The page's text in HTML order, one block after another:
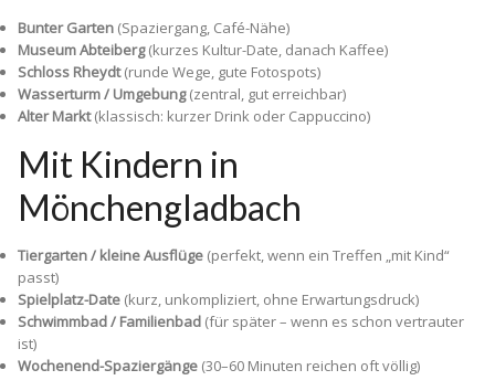
Bunter Garten (Spaziergang, Café-Nähe)
Museum Abteiberg(kurzes Kultur-Date, danach Kaffee)
Schloss Rheydt(runde Wege, gute Fotospots)
Wasserturm / Umgebung(zentral, gut erreichbar)
Alter Markt(klassisch: kurzer Drink oder Cappuccino)
Mit Kindern in
Mönchengladbach
Tiergarten / kleine Ausflüge (perfekt, wenn ein Treffen „mit Kind“
passt)
Spielplatz-Date (kurz, unkompliziert, ohne Erwartungsdruck)
Schwimmbad / Familienbad (für später – wenn es schon vertrauter
ist)
Wochenend-Spaziergänge (30–60 Minuten reichen oft völlig)